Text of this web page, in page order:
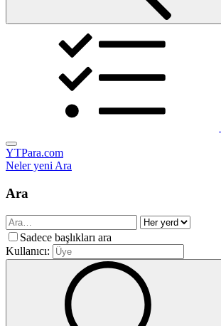
YTPara.com
Neler yeniAra
Ara
Sadece başlıkları ara
Kullanıcı: